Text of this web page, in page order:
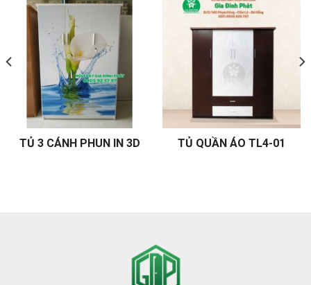
TỦ 3 CÁNH PHUN IN 3D TỦ QUẦN ÁO TL4-01